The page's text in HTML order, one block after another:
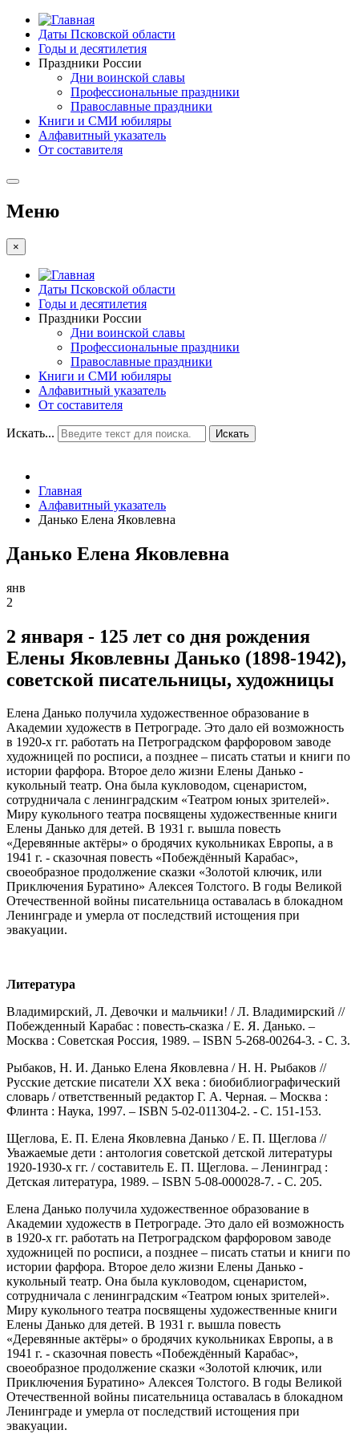
Даты Псковской области
Годы и десятилетия
Праздники России
Дни воинской славы
Профессиональные праздники
Православные праздники
Книги и СМИ юбиляры
Алфавитный указатель
От составителя
Меню
×
Даты Псковской области
Годы и десятилетия
Праздники России
Дни воинской славы
Профессиональные праздники
Православные праздники
Книги и СМИ юбиляры
Алфавитный указатель
От составителя
Искать... Искать
Главная
Алфавитный указатель
Данько Елена Яковлевна
Данько Елена Яковлевна
янв
2
2 января - 125 лет со дня рождения
Елены Яковлевны Данько (1898-1942),
советской писательницы, художницы
Елена Данько получила художественное образование в
Академии художеств в Петрограде. Это дало ей возможность
в 1920-х гг. работать на Петроградском фарфоровом заводе
художницей по росписи, а позднее – писать статьи и книги по
истории фарфора. Второе дело жизни Елены Данько -
кукольный театр. Она была кукловодом, сценаристом,
сотрудничала с ленинградским «Театром юных зрителей».
Миру кукольного театра посвящены художественные книги
Елены Данько для детей. В 1931 г. вышла повесть
«Деревянные актёры» о бродячих кукольниках Европы, а в
1941 г. - сказочная повесть «Побеждённый Карабас»,
своеобразное продолжение сказки «Золотой ключик, или
Приключения Буратино» Алексея Толстого. В годы Великой
Отечественной войны писательница оставалась в блокадном
Ленинграде и умерла от последствий истощения при
эвакуации.
Литература
Владимирский, Л. Девочки и мальчики! / Л. Владимирский //
Побежденный Карабас : повесть-сказка / Е. Я. Данько. –
Москва : Советская Россия, 1989. – ISBN 5-268-00264-3. - С. 3.
Рыбаков, Н. И. Данько Елена Яковлевна / Н. Н. Рыбаков //
Русские детские писатели XX века : биобиблиографический
словарь / ответственный редактор Г. А. Черная. – Москва :
Флинта : Наука, 1997. – ISBN 5-02-011304-2. - С. 151-153.
Щеглова, Е. П. Елена Яковлевна Данько / Е. П. Щеглова //
Уважаемые дети : антология советской детской литературы
1920-1930-х гг. / составитель Е. П. Щеглова. – Ленинград :
Детская литература, 1989. – ISBN 5-08-000028-7. - С. 205.
Елена Данько получила художественное образование в
Академии художеств в Петрограде. Это дало ей возможность
в 1920-х гг. работать на Петроградском фарфоровом заводе
художницей по росписи, а позднее – писать статьи и книги по
истории фарфора. Второе дело жизни Елены Данько -
кукольный театр. Она была кукловодом, сценаристом,
сотрудничала с ленинградским «Театром юных зрителей».
Миру кукольного театра посвящены художественные книги
Елены Данько для детей. В 1931 г. вышла повесть
«Деревянные актёры» о бродячих кукольниках Европы, а в
1941 г. - сказочная повесть «Побеждённый Карабас»,
своеобразное продолжение сказки «Золотой ключик, или
Приключения Буратино» Алексея Толстого. В годы Великой
Отечественной войны писательница оставалась в блокадном
Ленинграде и умерла от последствий истощения при
эвакуации.